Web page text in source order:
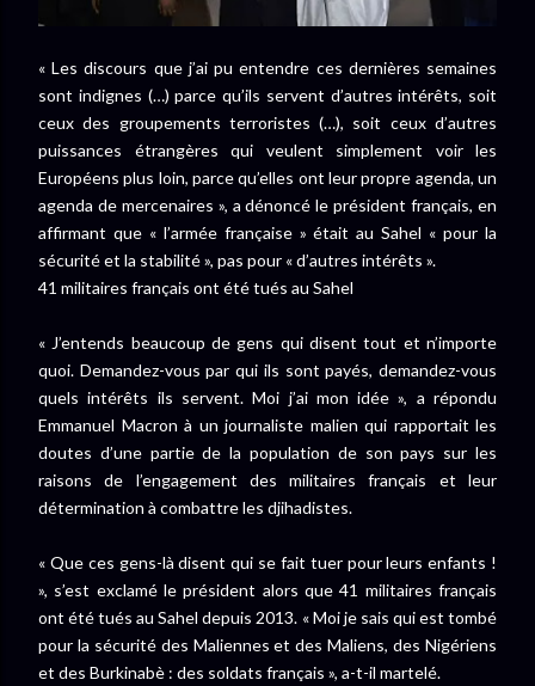
« Les discours que j’ai pu entendre ces dernières semaines
sont indignes (…) parce qu’ils servent d’autres intérêts, soit
ceux des groupements terroristes (…), soit ceux d’autres
puissances étrangères qui veulent simplement voir les
Européens plus loin, parce qu’elles ont leur propre agenda, un
agenda de mercenaires », a dénoncé le président français, en
affirmant que « l’armée française » était au Sahel « pour la
sécurité et la stabilité », pas pour « d’autres intérêts ».
41 militaires français ont été tués au Sahel
« J’entends beaucoup de gens qui disent tout et n’importe
quoi. Demandez-vous par qui ils sont payés, demandez-vous
quels intérêts ils servent. Moi j’ai mon idée », a répondu
Emmanuel Macron à un journaliste malien qui rapportait les
doutes d’une partie de la population de son pays sur les
raisons de l’engagement des militaires français et leur
détermination à combattre les djihadistes.
« Que ces gens-là disent qui se fait tuer pour leurs enfants !
», s’est exclamé le président alors que 41 militaires français
ont été tués au Sahel depuis 2013. « Moi je sais qui est tombé
pour la sécurité des Maliennes et des Maliens, des Nigériens
et des Burkinabè : des soldats français », a-t-il martelé.